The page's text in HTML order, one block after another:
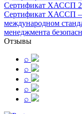
Сертификат ХАССП
Сертификат ХАССП ―
международном
менеджмента
Отзывы
⌕
⌕
⌕
⌕
⌕